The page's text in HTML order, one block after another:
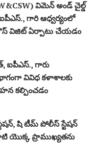
విమెన్ అండ్ చైల్డ్
గారి ఆధ్వర్యంలో
విజిట్ ఏర్పాటు చేయడం
ఐపీఎస్., గారు
వివిధ కళాశాలకు
కల్పించడం
షి టీమ్ పోలీస్ స్టేషన్
యొక్క ప్రాముఖ్యతను